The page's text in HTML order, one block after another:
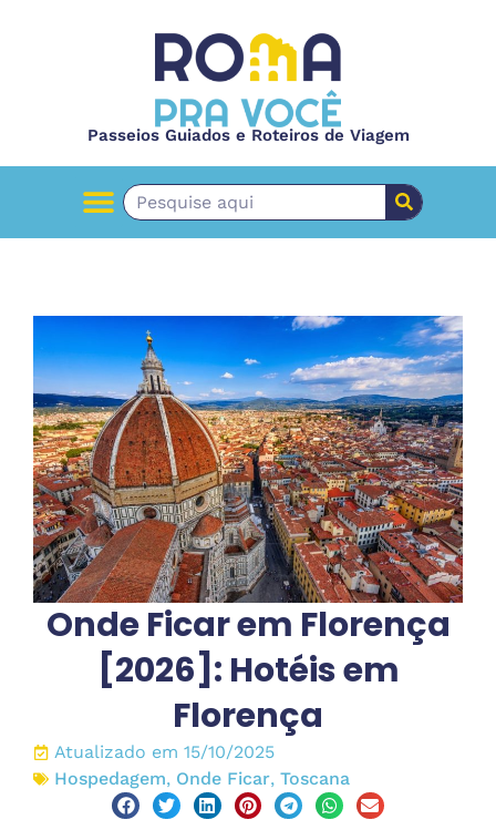
Passeios Guiados e Roteiros de Viagem
Onde Ficar em Florença
[2026]: Hotéis em
Florença
Atualizado em 15/10/2025
Hospedagem, Onde Ficar, Toscana